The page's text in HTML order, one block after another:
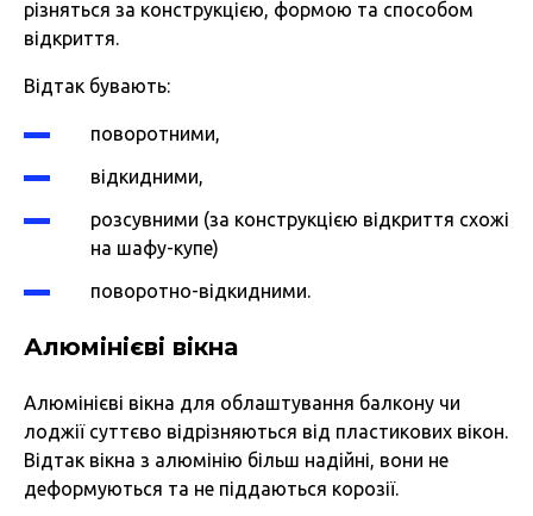
різняться за конструкцією, формою та способом
відкриття.
Відтак бувають:
поворотними,
відкидними,
розсувними (за конструкцією відкриття схожі
на шафу-купе)
поворотно-відкидними.
Алюмінієві вікна
Алюмінієві вікна для облаштування балкону чи
лоджії суттєво відрізняються від пластикових вікон.
Відтак вікна з алюмінію більш надійні, вони не
деформуються та не піддаються корозії.